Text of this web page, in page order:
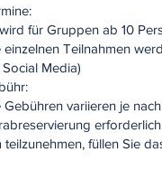
für Gruppen ab 10
einzelnen Teilnahmen
Media)
Gebühren variieren je
teilzunehmen, füllen Sie